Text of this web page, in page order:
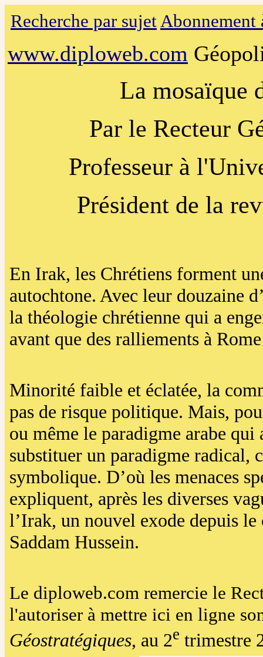
Recherche par sujetAbonnement
www.diploweb.com
La mosaïque
Par le Recteur
Professeur à
Président de la
En Irak, les Chrétiens forment
autochtone. Avec leur douzaine
la théologie chrétienne qui a
avant que des ralliements à
Minorité faible et éclatée, la
pas de risque politique. Mais,
ou même le paradigme arabe
substituer un paradigme radical,
symbolique. D’où les menaces
expliquent, après les diverses
l’Irak, un nouvel exode depuis
Saddam Hussein.
Le diploweb.com remercie le
l'autoriser à mettre ici en ligne
Géostratégiques, au 2e trimestre